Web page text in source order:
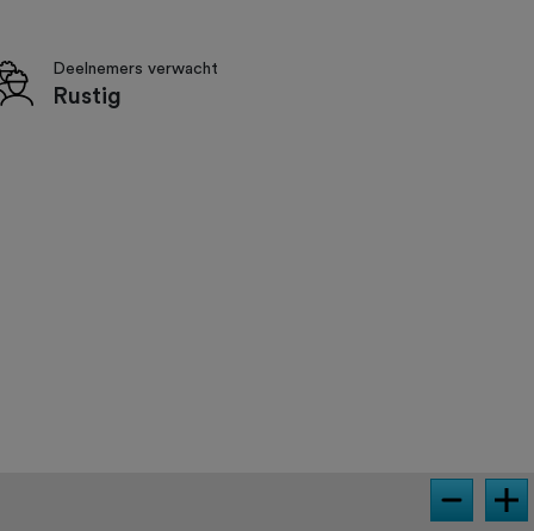
Deelnemers verwacht
Rustig